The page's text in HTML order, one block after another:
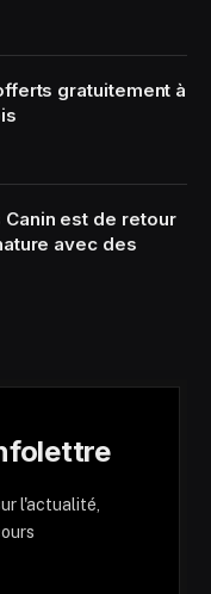
gratuitement à
Canin est de retour
avec des
l'actualité,